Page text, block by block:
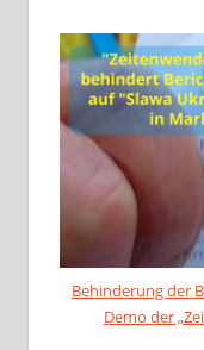
Behinderung der
Demo der